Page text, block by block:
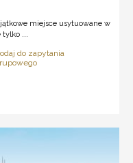
miejsce usytuowane w
tylko ...